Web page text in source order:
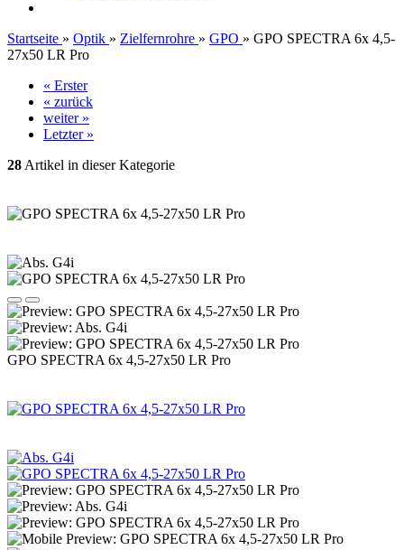
Startseite » Optik » Zielfernrohre » GPO » GPO SPECTRA 6x 4,5-
27x50 LR Pro
« Erster
« zurück
weiter »
Letzter »
28 Artikel in dieser Kategorie
GPO SPECTRA 6x 4,5-27x50 LR Pro